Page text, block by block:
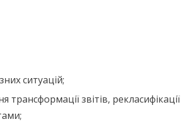
ситуацій;
звітів, рекласифікації